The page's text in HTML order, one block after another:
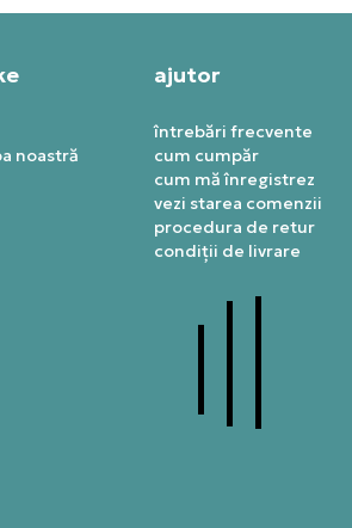
noastră
ajutor
întrebări frecvente
cum cumpăr
cum mă înregistrez
vezi starea comenzii
procedura de retur
condiții de livrare